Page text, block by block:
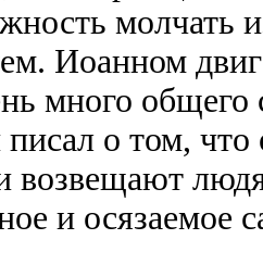
молчать
Иоанном
много
писал о том,
возвещают
и осязаемое